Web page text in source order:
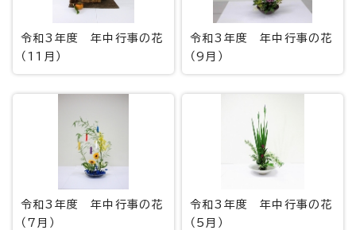
令和3年度 年中行事の花
（11月）
令和3年度 年中行事の花
（9月）
令和3年度 年中行事の花
（7月）
令和3年度 年中行事の花
（5月）